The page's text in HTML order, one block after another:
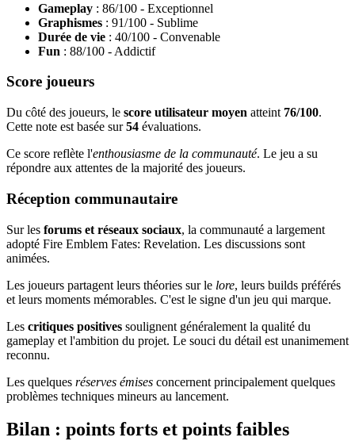
Gameplay : 86/100 - Exceptionnel
Graphismes : 91/100 - Sublime
Durée de vie : 40/100 - Convenable
Fun : 88/100 - Addictif
Score joueurs
Du côté des joueurs, le score utilisateur moyen atteint 76/100.
Cette note est basée sur54 évaluations.
Ce score reflète l'enthousiasme de la communauté. Le jeu a su
répondre aux attentes de la majorité des joueurs.
Réception communautaire
Sur les forums et réseaux sociaux, la communauté a largement
adopté Fire Emblem Fates: Revelation. Les discussions sont
animées.
Les joueurs partagent leurs théories sur le lore, leurs builds préférés
et leurs moments mémorables. C'est le signe d'un jeu qui marque.
Les critiques positives soulignent généralement la qualité du
gameplay et l'ambition du projet. Le souci du détail est unanimement
reconnu.
Les quelques réserves émises concernent principalement quelques
problèmes techniques mineurs au lancement.
Bilan : points forts et points faibles